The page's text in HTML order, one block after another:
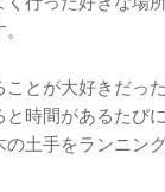
ことが大好きだっ
時間があるたび
の土手をランニン